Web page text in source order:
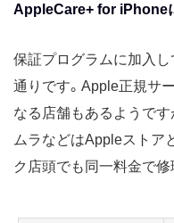
AppleCare+ for iPhone
保証プログラムに加入
通りです。Apple正規サ
なる店舗もあるようです
ムラなどはAppleストア
ク店頭でも同一料金で修